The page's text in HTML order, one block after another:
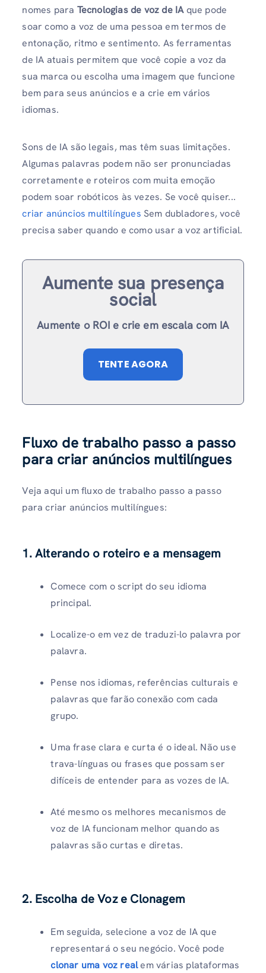
nomes para Tecnologias de voz de IAque pode
soar como a voz de uma pessoa em termos de
entonação, ritmo e sentimento. As ferramentas
de IA atuais permitem que você copie a voz da
sua marca ou escolha uma imagem que funcione
bem para seus anúncios e a crie em vários
idiomas.
Sons de IA são legais, mas têm suas limitações.
Algumas palavras podem não ser pronunciadas
corretamente e roteiros com muita emoção
podem soar robóticos às vezes. Se você quiser...
criar anúncios multilíngues Sem dubladores, você
precisa saber quando e como usar a voz artificial.
Aumente sua presença
social
Aumente o ROI e crie em escala com IA
TENTE AGORA
Fluxo de trabalho passo a passo
para criar anúncios multilíngues
Veja aqui um fluxo de trabalho passo a passo
para criar anúncios multilíngues:
1. Alterando o roteiro e a mensagem
Comece com o script do seu idioma
principal.
Localize-o em vez de traduzi-lo palavra por
palavra.
Pense nos idiomas, referências culturais e
palavras que farão conexão com cada
grupo.
Uma frase clara e curta é o ideal. Não use
trava-línguas ou frases que possam ser
difíceis de entender para as vozes de IA.
Até mesmo os melhores mecanismos de
voz de IA funcionam melhor quando as
palavras são curtas e diretas.
2. Escolha de Voz e Clonagem
Em seguida, selecione a voz de IA que
representará o seu negócio. Você pode
clonar uma voz realem várias plataformas